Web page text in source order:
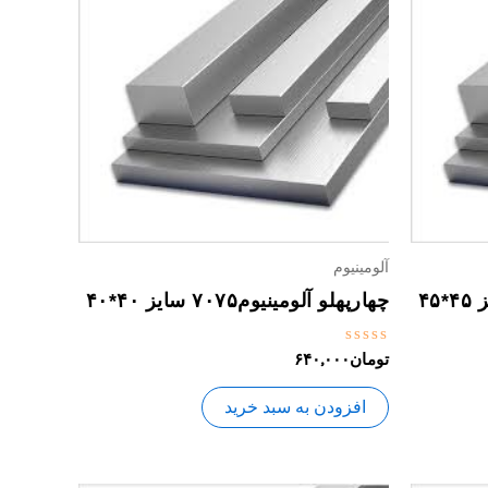
آلومینیوم
چهارپهلو آلومینیوم۷۰۷۵ سایز ۴۰*۴۰
نمره
0
از
5
تومان۶۴۰,۰۰۰
افزودن به سبد خرید